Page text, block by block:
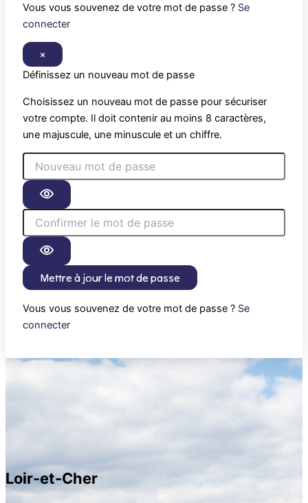
Vous vous souvenez de votre mot de passe ? Se
connecter
×
Définissez un nouveau mot de passe
Choisissez un nouveau mot de passe pour sécuriser
votre compte. Il doit contenir au moins 8 caractères,
une majuscule, une minuscule et un chiffre.
Mettre à jour le mot de passe
Vous vous souvenez de votre mot de passe ? Se
connecter
Loir-et-Cher